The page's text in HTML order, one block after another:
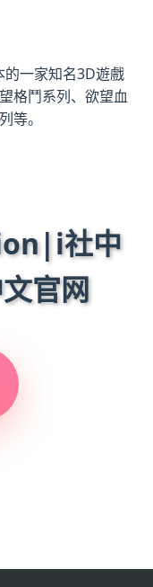
一家知名3D遊戲
格鬥系列、欲望血
等。
社中
官网